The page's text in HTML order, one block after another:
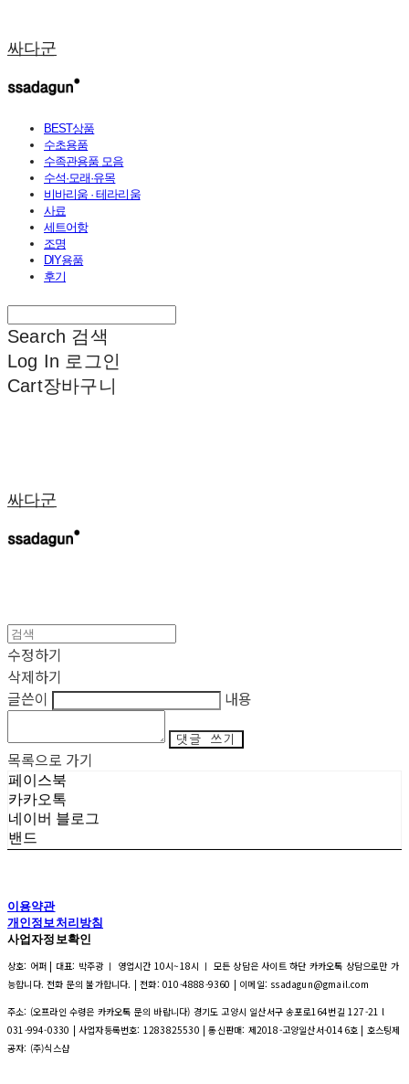
싸다군
BEST상품
수초용품
수족관용품 모음
수석·모래·유목
비바리움 · 테라리움
사료
세트어항
조명
DIY용품
후기
Search 검색
Log In 로그인
Cart장바구니
싸다군
수정하기
삭제하기
글쓴이
내용
댓글 쓰기
목록으로 가기
페이스북
카카오톡
네이버 블로그
밴드
이용약관
개인정보처리방침
사업자정보확인
상호: 어퍼 | 대표: 박주광 ㅣ 영업시간 10시~18시 ㅣ 모든 상담은 사이트 하단 카카오톡 상담으로만 가
능합니다. 전화 문의 불가합니다. | 전화: 010-4888-9360 | 이메일: ssadagun@gmail.com
주소: (오프라인 수령은 카카오톡 문의 바랍니다) 경기도 고양시 일산서구 송포로164번길 127-21 l
031-994-0330 | 사업자등록번호: 1283825530 | 통신판매: 제2018-고양일산서-0146호 | 호스팅제
공자: (주)식스샵